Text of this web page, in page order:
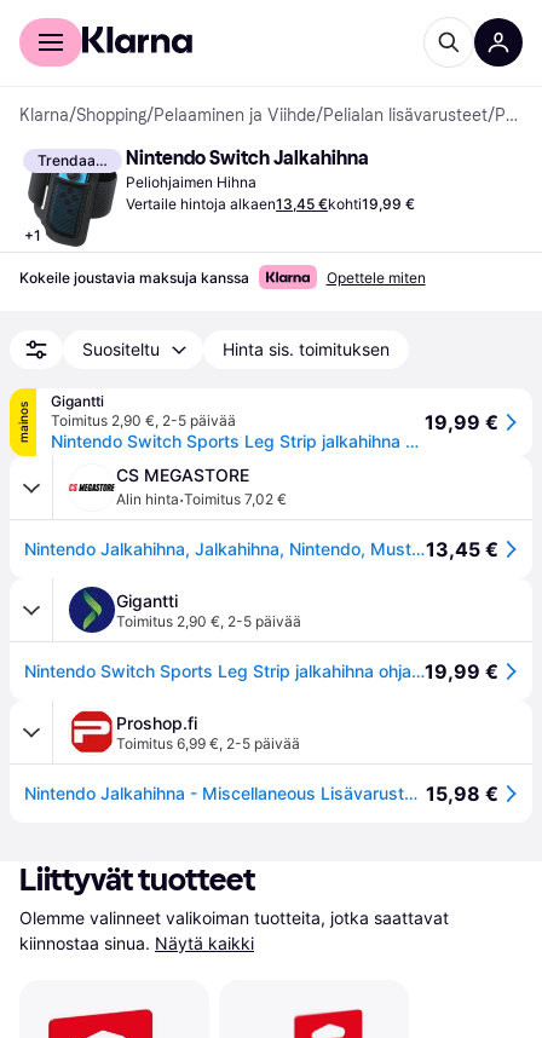
Kuluttajille
Klarna/Shopping/Pelaaminen ja Viihde/Pelialan lisävarusteet/ Peliohjaimen Hihnat
Trendaava
+1
Nintendo Switch Jalkahihna
Peliohjaimen Hihna
Vertaile hintoja alkaen13,45 €kohti19,99 €
Kokeile joustavia maksuja kanssa Opettele miten
Suositeltu Hinta sis. toimituksen
mainos
Gigantti
Toimitus 2,90 €, 2-5 päivää
Nintendo Switch Sports Leg Strip jalkahihna ohjaimelle
19,99 €
CS MEGASTORE
Alin hinta·Toimitus 7,02 €
Nintendo Jalkahihna, Jalkahihna, Nintendo, Musta, Puuvillakuitu, Elastiini, Nylon, Polyesteri, Nintendo Switch, Nintendo Switch Lite, Nintendo Switch OLED, 113 mm13,45 €
Gigantti
Toimitus 2,90 €, 2-5 päivää
Nintendo Switch Sports Leg Strip jalkahihna ohjaimelle19,99 €
Proshop.fi
Toimitus 6,99 €, 2-5 päivää
Nintendo Jalkahihna - Miscellaneous Lisävarusteet pelikonsoleille - Nintendo Switch 15,98 €
Liittyvät tuotteet
Olemme valinneet valikoiman tuotteita, jotka saattavat
kiinnostaa sinua. Näytä kaikki